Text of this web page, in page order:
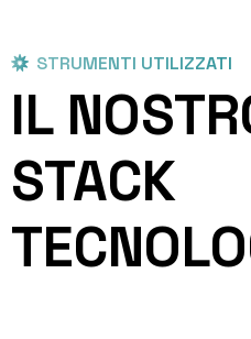
STRUMENTI UTILIZZATI
IL
STACK